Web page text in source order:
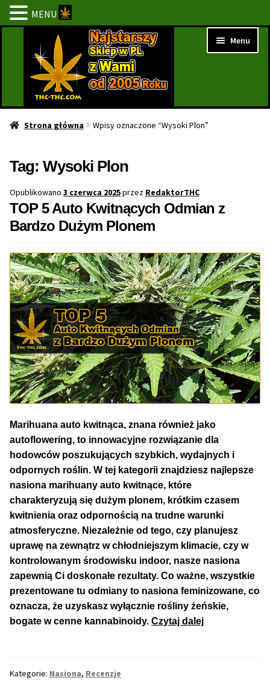
nawigacji
treści
Menu
Strona Główna
NOWOŚCI
PROMOCJE
PROMOCJE 1+1
NAJLEPSZE OKAZJE
PROMOCJA TYGODNIA
Dla Początkujących
Indoor w Domu
Półautomaty Outdoor
Automaty XXL
Pełnosezonowe XXL
Szybkie Automaty
Max THC 21% i Więcej
Odporne Odmiany
Strona główna Wpisy oznaczone “Wysoki Plon”
Tag: Wysoki Plon
Opublikowano 3 czerwca 2025przez RedaktorTHC
TOP 5 Auto Kwitnących Odmian z
Bardzo Dużym Plonem
Marihuana auto kwitnąca, znana również jako
autoflowering, to innowacyjne rozwiązanie dla
hodowców poszukujących szybkich, wydajnych i
odpornych roślin. W tej kategorii znajdziesz najlepsze
nasiona marihuany auto kwitnące, które
charakteryzują się dużym plonem, krótkim czasem
kwitnienia oraz odpornością na trudne warunki
atmosferyczne. Niezależnie od tego, czy planujesz
uprawę na zewnątrz w chłodniejszym klimacie, czy w
kontrolowanym środowisku indoor, nasze nasiona
zapewnią Ci doskonałe rezultaty. Co ważne, wszystkie
prezentowane tu odmiany to nasiona feminizowane, co
oznacza, że uzyskasz wyłącznie rośliny żeńskie,
bogate w cenne kannabinoidy. Czytaj dalejTOP
Kategorie: Nasiona, Recenzje
MENU